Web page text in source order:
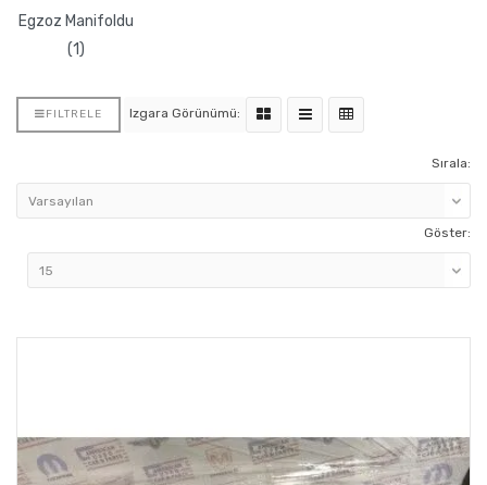
Egzoz Manifoldu
(1)
FILTRELE Izgara Görünümü:
Sırala:
Göster: